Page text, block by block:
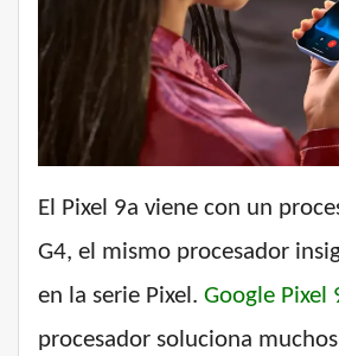
El Pixel 9a viene con un
G4, el mismo procesador
en la serie Pixel. Google Pixel
procesador soluciona